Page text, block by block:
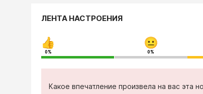
ЛЕНТА НАСТРОЕНИЯ
0% 0%
Какое впечатление произвела на вас эта